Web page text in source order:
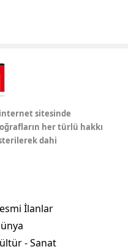
Tunceli
Şanlıurfa
Yozgat
Zonguldak
sitesinde
her türlü hakkı
dahi
İlanlar
- Sanat